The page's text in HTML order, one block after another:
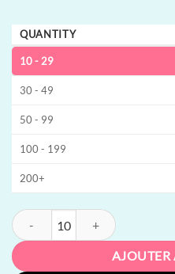
QUANTITY
10 - 29
30 - 49
50 - 99
100 - 199
200+
quantité de OKSO Shisha
AJOUTER